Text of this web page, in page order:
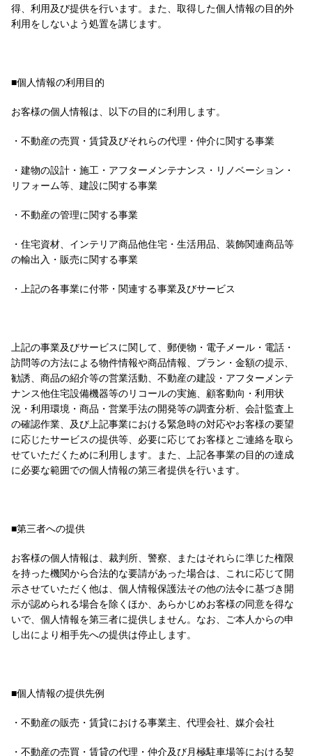
得、利用及び提供を行います。また、取得した個人情報の目的外
利用をしないよう処置を講じます。
■個人情報の利用目的
お客様の個人情報は、以下の目的に利用します。
・不動産の売買・賃貸及びそれらの代理・仲介に関する事業
・建物の設計・施工・アフターメンテナンス・リノベーション・
リフォーム等、建設に関する事業
・不動産の管理に関する事業
・住宅資材、インテリア商品他住宅・生活用品、装飾関連商品等
の輸出入・販売に関する事業
・上記の各事業に付帯・関連する事業及びサービス
上記の事業及びサービスに関して、郵便物・電子メール・電話・
訪問等の方法による物件情報や商品情報、プラン・金額の提示、
勧誘、商品の紹介等の営業活動、不動産の建設・アフターメンテ
ナンス他住宅設備機器等のリコールの実施、顧客動向・利用状
況・利用環境・商品・営業手法の開発等の調査分析、会計監査上
の確認作業、及び上記事業における緊急時の対応やお客様の要望
に応じたサービスの提供等、必要に応じてお客様とご連絡を取ら
せていただくために利用します。また、上記各事業の目的の達成
に必要な範囲での個人情報の第三者提供を行います。
■第三者への提供
お客様の個人情報は、裁判所、警察、またはそれらに準じた権限
を持った機関から合法的な要請があった場合は、これに応じて開
示させていただく他は、個人情報保護法その他の法令に基づき開
示が認められる場合を除くほか、あらかじめお客様の同意を得な
いで、個人情報を第三者に提供しません。なお、ご本人からの申
し出により相手先への提供は停止します。
■個人情報の提供先例
・不動産の販売・賃貸における事業主、代理会社、媒介会社
・不動産の売買・賃貸の代理・仲介及び月極駐車場等における契